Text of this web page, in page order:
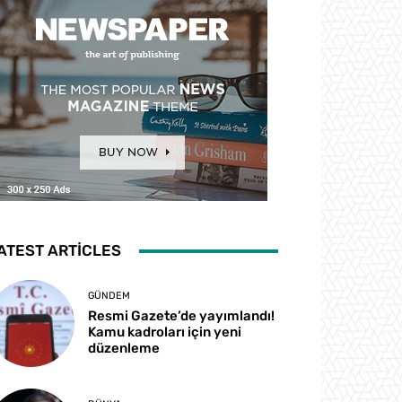
ARTICLES
GÜNDEM
Resmi Gazete’de yayımlandı!
Kamu kadroları için yeni
düzenleme